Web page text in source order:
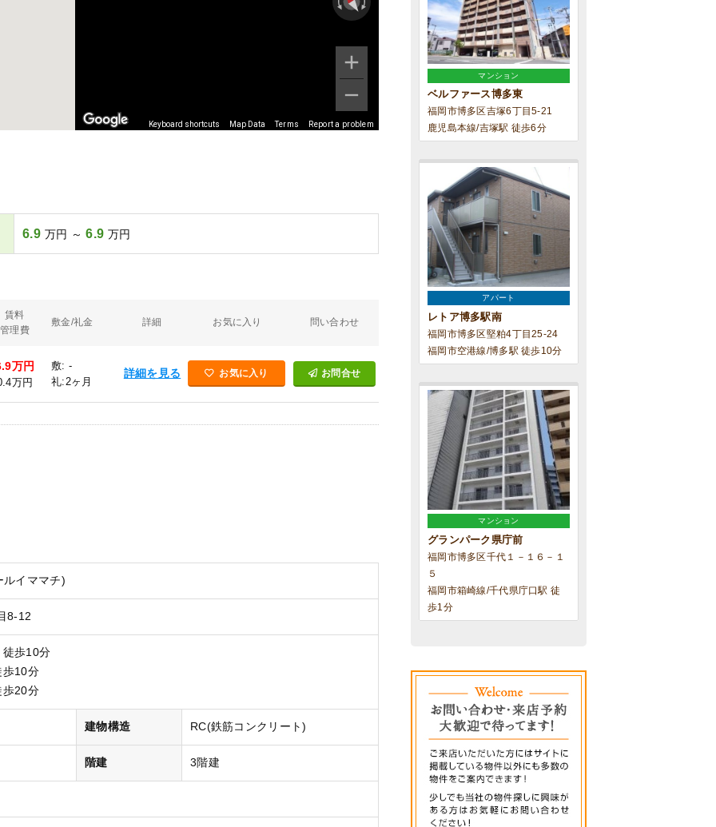
Keyboard shortcuts Map Data Terms Report a problem
6.9 万円 ～6.9 万円
賃料
管理費
敷金/礼金 詳細 お気に入り 問い合わせ
万円
万円
敷: -
礼:2ヶ月
詳細を見る お気に入り お問合せ
ルイママチ)
8-12
徒歩10分
歩10分
歩20分
建物構造 RC(鉄筋コンクリート)
階建 3階建
マンション
ベルファース博多東
福岡市博多区吉塚6丁目5-21
鹿児島本線/吉塚駅 徒歩6分
アパート
レトア博多駅南
福岡市博多区堅粕4丁目25-24
福岡市空港線/博多駅 徒歩10分
マンション
グランパーク県庁前
福岡市博多区千代１－１６－１
５
福岡市箱崎線/千代県庁口駅 徒
歩1分